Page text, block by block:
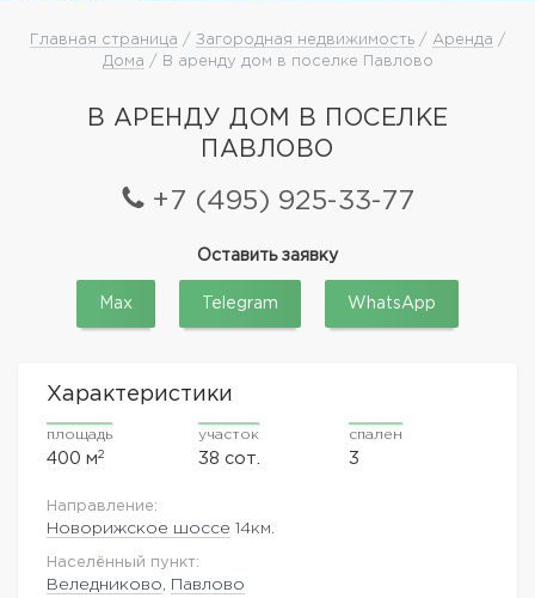
Главная страница / Загородная недвижимость/ Аренда /
Дома / В аренду дом в поселке Павлово
В АРЕНДУ ДОМ В ПОСЕЛКЕ
ПАВЛОВО
+7 (495) 925-33-77
Оставить заявку
Max Telegram WhatsApp
Характеристики
площадь
400 м2
участок
38 сот.
спален
3
Направление:
Новорижское шоссе 14км.
Населённый пункт:
Веледниково Павлово